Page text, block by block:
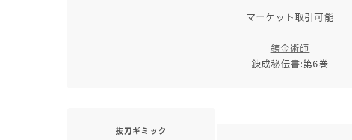
マーケット取引可能
錬金術師
錬成秘伝書:第6巻
抜刀ギミック